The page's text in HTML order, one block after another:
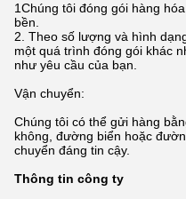
1Chúng tôi đóng gói hàng
bền.
2. Theo số lượng và hình
một quá trình đóng gói khác
như yêu cầu của bạn.
Vận chuyển:
Chúng tôi có thể gửi hàng
không, đường biển hoặc
chuyển đáng tin cậy.
Thông tin công ty